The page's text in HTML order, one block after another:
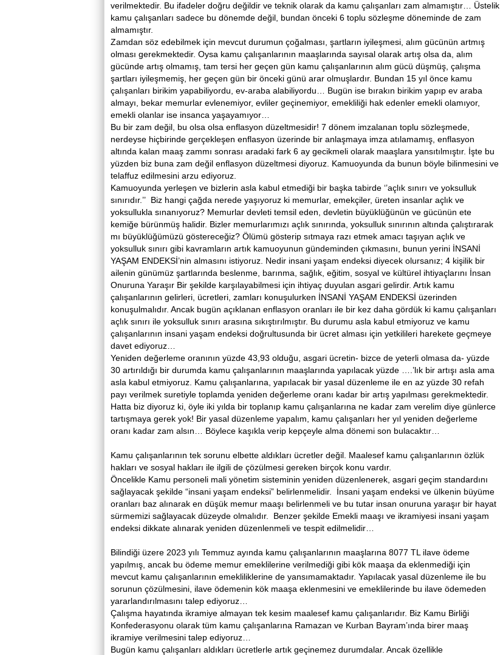
verilmektedir. Bu ifadeler doğru değildir ve teknik olarak da kamu çalışanları zam almamıştır… Üstelik
kamu çalışanları sadece bu dönemde değil, bundan önceki 6 toplu sözleşme döneminde de zam
almamıştır.
Zamdan söz edebilmek için mevcut durumun çoğalması, şartların iyileşmesi, alım gücünün artmış
olması gerekmektedir. Oysa kamu çalışanlarının maaşlarında sayısal olarak artış olsa da, alım
gücünde artış olmamış, tam tersi her geçen gün kamu çalışanlarının alım gücü düşmüş, çalışma
şartları iyileşmemiş, her geçen gün bir önceki günü arar olmuşlardır. Bundan 15 yıl önce kamu
çalışanları birikim yapabiliyordu, ev-araba alabiliyordu… Bugün ise bırakın birikim yapıp ev araba
almayı, bekar memurlar evlenemiyor, evliler geçinemiyor, emekliliği hak edenler emekli olamıyor,
emekli olanlar ise insanca yaşayamıyor…
Bu bir zam değil, bu olsa olsa enflasyon düzeltmesidir! 7 dönem imzalanan toplu sözleşmede,
nerdeyse hiçbirinde gerçekleşen enflasyon üzerinde bir anlaşmaya imza atılamamış, enflasyon
altında kalan maaş zammı sonrası aradaki fark 6 ay gecikmeli olarak maaşlara yansıtılmıştır. İşte bu
yüzden biz buna zam değil enflasyon düzeltmesi diyoruz. Kamuoyunda da bunun böyle bilinmesini ve
telaffuz edilmesini arzu ediyoruz.
Kamuoyunda yerleşen ve bizlerin asla kabul etmediği bir başka tabirde ‘’açlık sınırı ve yoksulluk
sınırıdır.’’ Biz hangi çağda nerede yaşıyoruz ki memurlar, emekçiler, üreten insanlar açlık ve
yoksullukla sınanıyoruz? Memurlar devleti temsil eden, devletin büyüklüğünün ve gücünün ete
kemiğe bürünmüş halidir. Bizler memurlarımızı açlık sınırında, yoksulluk sınırının altında çalıştırarak
mı büyüklüğümüzü göstereceğiz? Ölümü gösterip sıtmaya razı etmek amacı taşıyan açlık ve
yoksulluk sınırı gibi kavramların artık kamuoyunun gündeminden çıkmasını, bunun yerini İNSANİ
YAŞAM ENDEKSİ’nin almasını istiyoruz. Nedir insani yaşam endeksi diyecek olursanız; 4 kişilik bir
ailenin günümüz şartlarında beslenme, barınma, sağlık, eğitim, sosyal ve kültürel ihtiyaçlarını İnsan
Onuruna Yaraşır Bir şekilde karşılayabilmesi için ihtiyaç duyulan asgari gelirdir. Artık kamu
çalışanlarının gelirleri, ücretleri, zamları konuşulurken İNSANİ YAŞAM ENDEKSİ üzerinden
konuşulmalıdır. Ancak bugün açıklanan enflasyon oranları ile bir kez daha gördük ki kamu çalışanları
açlık sınırı ile yoksulluk sınırı arasına sıkıştırılmıştır. Bu durumu asla kabul etmiyoruz ve kamu
çalışanlarının insani yaşam endeksi doğrultusunda bir ücret alması için yetkilileri harekete geçmeye
davet ediyoruz…
Yeniden değerleme oranının yüzde 43,93 olduğu, asgari ücretin- bizce de yeterli olmasa da- yüzde
30 artırıldığı bir durumda kamu çalışanlarının maaşlarında yapılacak yüzde ….’lık bir artışı asla ama
asla kabul etmiyoruz. Kamu çalışanlarına, yapılacak bir yasal düzenleme ile en az yüzde 30 refah
payı verilmek suretiyle toplamda yeniden değerleme oranı kadar bir artış yapılması gerekmektedir.
Hatta biz diyoruz ki, öyle iki yılda bir toplanıp kamu çalışanlarına ne kadar zam verelim diye günlerce
tartışmaya gerek yok! Bir yasal düzenleme yapalım, kamu çalışanları her yıl yeniden değerleme
oranı kadar zam alsın… Böylece kaşıkla verip kepçeyle alma dönemi son bulacaktır…
Kamu çalışanlarının tek sorunu elbette aldıkları ücretler değil. Maalesef kamu çalışanlarının özlük
hakları ve sosyal hakları ile ilgili de çözülmesi gereken birçok konu vardır.
Öncelikle Kamu personeli mali yönetim sisteminin yeniden düzenlenerek, asgari geçim standardını
sağlayacak şekilde “insani yaşam endeksi” belirlenmelidir. İnsani yaşam endeksi ve ülkenin büyüme
oranları baz alınarak en düşük memur maaşı belirlenmeli ve bu tutar insan onuruna yaraşır bir hayat
sürmemizi sağlayacak düzeyde olmalıdır. Benzer şekilde Emekli maaşı ve ikramiyesi insani yaşam
endeksi dikkate alınarak yeniden düzenlenmeli ve tespit edilmelidir…
Bilindiği üzere 2023 yılı Temmuz ayında kamu çalışanlarının maaşlarına 8077 TL ilave ödeme
yapılmış, ancak bu ödeme memur emeklilerine verilmediği gibi kök maaşa da eklenmediği için
mevcut kamu çalışanlarının emekliliklerine de yansımamaktadır. Yapılacak yasal düzenleme ile bu
sorunun çözülmesini, ilave ödemenin kök maaşa eklenmesini ve emeklilerinde bu ilave ödemeden
yararlandırılmasını talep ediyoruz…
Çalışma hayatında ikramiye almayan tek kesim maalesef kamu çalışanlarıdır. Biz Kamu Birliği
Konfederasyonu olarak tüm kamu çalışanlarına Ramazan ve Kurban Bayram’ında birer maaş
ikramiye verilmesini talep ediyoruz…
Bugün kamu çalışanları aldıkları ücretlerle artık geçinemez durumdalar. Ancak özellikle